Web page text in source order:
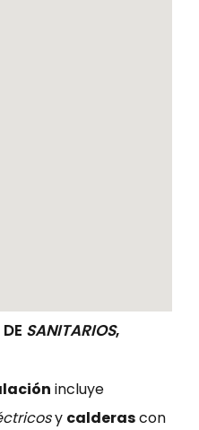
SANITARIOS,
incluye
y calderascon